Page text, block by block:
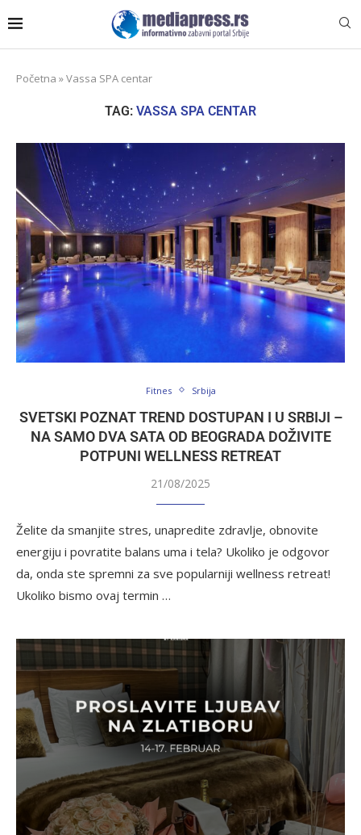
Početna »Vassa SPA centar
TAG: VASSA SPA CENTAR
Fitnes Srbija
SVETSKI POZNAT TREND DOSTUPAN I U SRBIJI –
NA SAMO DVA SATA OD BEOGRADA DOŽIVITE
POTPUNI WELLNESS RETREAT
21/08/2025
Želite da smanjite stres, unapredite zdravlje, obnovite
energiju i povratite balans uma i tela? Ukoliko je odgovor
da, onda ste spremni za sve popularniji wellness retreat!
Ukoliko bismo ovaj termin …